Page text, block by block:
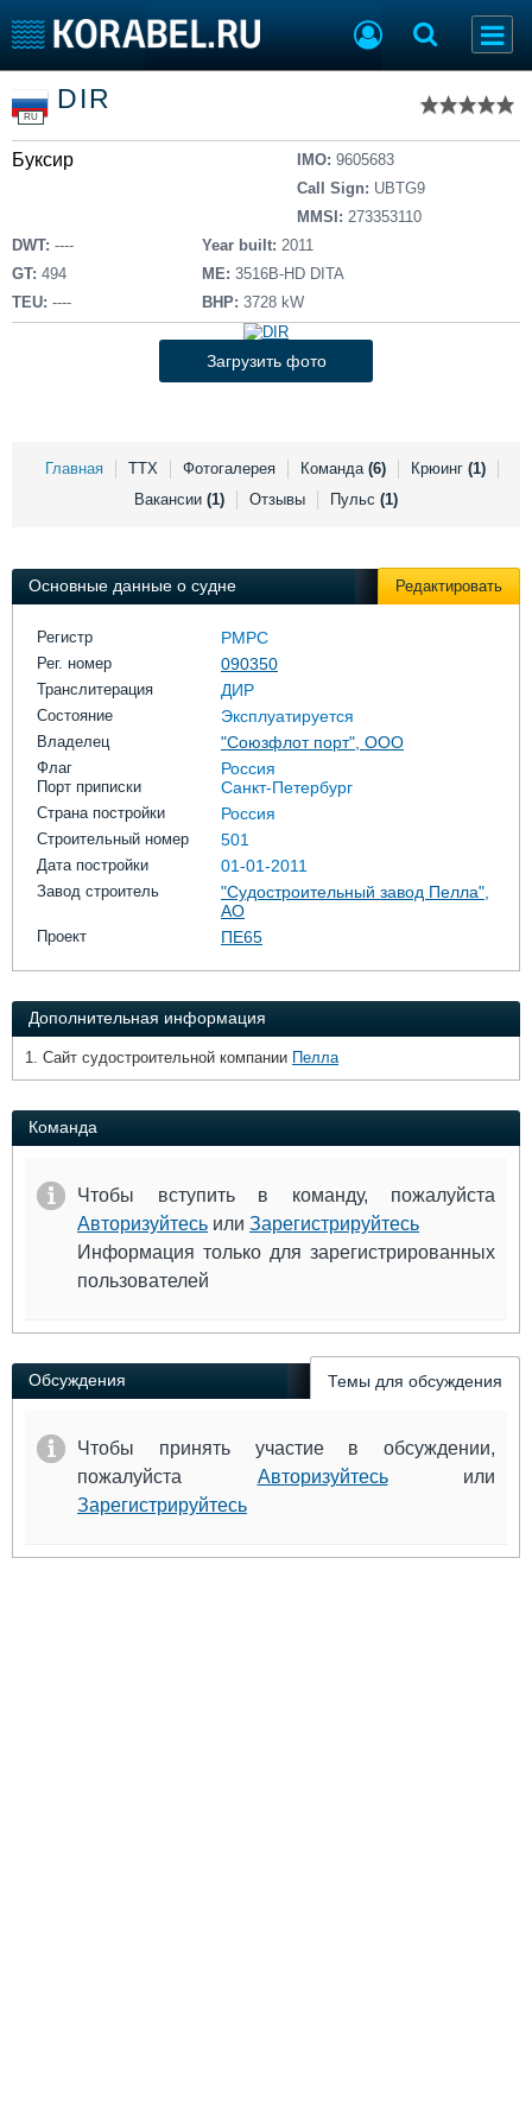
Тип судна
Добавить судно
Добавить проект
Последние 100
Пульс
Новости
Компании
Репутация
Торговая площадка
Доска объявлений
Продажа флота
Оборудование
Изделия
Материалы
Услуги
Личности
Флот
Форум
RU
DIR
Буксир IMO: 9605683
Call Sign: UBTG9
MMSI: 273353110
DWT: ----
GT: 494
TEU: ----
Year built: 2011
ME: 3516В-HD DITA
BHP: 3728 kW
Загрузить фото
Главная ТТХ Фотогалерея Команда (6) Крюинг (1)
Вакансии (1) Отзывы Пульс (1)
Основные данные о судне Редактировать
Регистр РМРС
Рег. номер 090350
Транслитерация ДИР
Состояние Эксплуатируется
Владелец "Союзфлот порт", ООО
Флаг Россия
Порт приписки Санкт-Петербург
Страна постройки Россия
Строительный номер 501
Дата постройки 01-01-2011
Завод строитель
"Судостроительный завод Пелла",
АО
Проект ПЕ65
Дополнительная информация
1. Сайт судостроительной компании Пелла
Команда
Чтобы вступить в команду, пожалуйста
Авторизуйтесь или Зарегистрируйтесь
Информация только для зарегистрированных
пользователей
Обсуждения Темы для обсуждения
Чтобы принять участие в обсуждении,
пожалуйста Авторизуйтесьили
Зарегистрируйтесь